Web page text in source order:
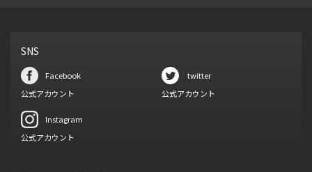
SNS
Facebook
公式アカウント
twitter
公式アカウント
Instagram
公式アカウント